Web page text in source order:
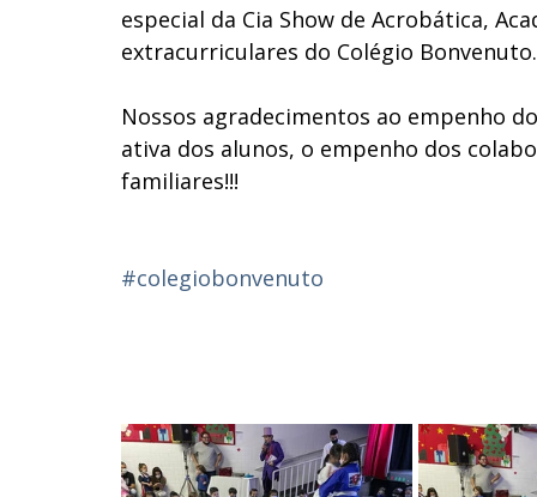
especial da Cia Show de Acrobática,
extracurriculares do Colégio Bonvenuto.
Nossos agradecimentos ao empenho
ativa dos alunos, o empenho dos
familiares!!!
#colegiobonvenuto